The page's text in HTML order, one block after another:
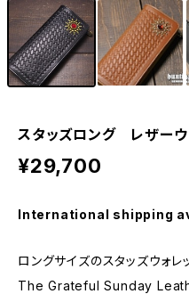
スタッズロング レザーウ
¥29,700
International shipping
ロングサイズのスタッズウォレッ
The Grateful Sunday